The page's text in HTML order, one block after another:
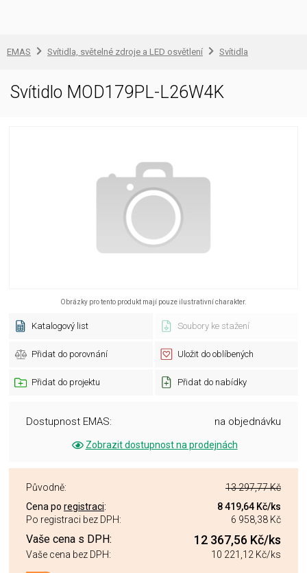
EMAS Svítidla, světelné zdroje a LED osvětlení Svítidla
Svítidlo MOD179PL-L26W4K
Obrázky pro tento produkt mají pouze ilustrativní charakter.
Katalogový list Soubory ke stažení
Přidat do porovnání Uložit do oblíbených
Přidat do projektu Přidat do nabídky
Dostupnost EMAS: na objednávku
Zobrazit dostupnost na prodejnách
Původně:
13 297,77 Kč
Cena po registraci: 8 419,64 Kč/ks
Po registraci bez DPH:
6 958,38 Kč
Vaše cena s DPH: 12 367,56 Kč/ks
Vaše cena bez DPH: 10 221,12 Kč/ks